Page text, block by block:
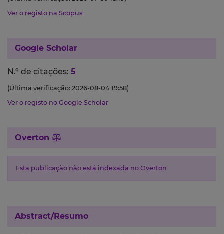
Ver o registo na Scopus
Google Scholar
N.º de citações: 5
(Última verificação: 2026-08-04 19:58)
Ver o registo no Google Scholar
Overton
Esta publicação não está indexada no Overton
Abstract/Resumo